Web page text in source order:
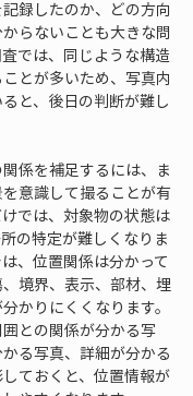
録したのか、どの方向
らないことも大きな問
では、同じような構造
とが多いため、写真内
と、後日の判断が難し
係を補足するには、ま
意識して撮ることが有
では、対象物の状態は
の特定が難しくなりま
、位置関係は分かって
境界、表示、部材、埋
かりにくくなります。
との関係が分かる写
る写真、詳細が分かる
ておくと、位置情報が